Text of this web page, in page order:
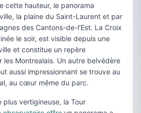
cette hauteur, le panorama
la plaine du Saint-Laurent et par
des Cantons-de-l'Est. La Croix
le soir, est visible depuis une
et constitue un repère
les Montrealais. Un autre belvédère
aussi impressionnant se trouve au
au cœur même du parc.
plus vertigineuse, la Tour